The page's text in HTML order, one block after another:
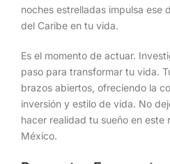
noches estrelladas impulsa ese
del Caribe en tu vida.
Es el momento de actuar.
paso para transformar tu vida.
brazos abiertos, ofreciendo la
inversión y estilo de vida. No
hacer realidad tu sueño en este
México.